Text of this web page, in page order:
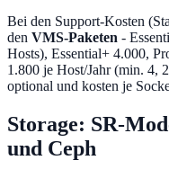
Bei den Support-Kosten
den VMS-Paketen -
Hosts), Essential+ 4.000,
1.800 je Host/Jahr (min. 4,
optional und kosten je
Storage: SR-
und Ceph